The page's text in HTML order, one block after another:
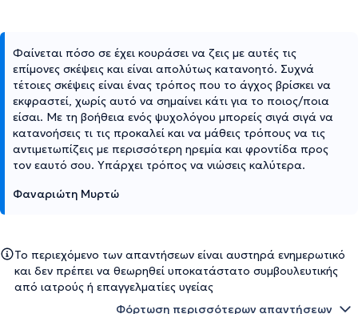
Φαίνεται πόσο σε έχει κουράσει να ζεις με αυτές τις
επίμονες σκέψεις και είναι απολύτως κατανοητό. Συχνά
τέτοιες σκέψεις είναι ένας τρόπος που το άγχος βρίσκει να
εκφραστεί, χωρίς αυτό να σημαίνει κάτι για το ποιος/ποια
είσαι. Με τη βοήθεια ενός ψυχολόγου μπορείς σιγά σιγά να
κατανοήσεις τι τις προκαλεί και να μάθεις τρόπους να τις
αντιμετωπίζεις με περισσότερη ηρεμία και φροντίδα προς
τον εαυτό σου. Υπάρχει τρόπος να νιώσεις καλύτερα.
Φαναριώτη Μυρτώ
Το περιεχόμενο των απαντήσεων είναι αυστηρά ενημερωτικό
και δεν πρέπει να θεωρηθεί υποκατάστατο συμβουλευτικής
από ιατρούς ή επαγγελματίες υγείας
Φόρτωση περισσότερων απαντήσεων